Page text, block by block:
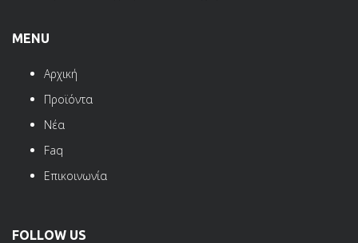
MENU
Αρχική
Προϊόντα
Νέα
Faq
Επικοινωνία
FOLLOW US